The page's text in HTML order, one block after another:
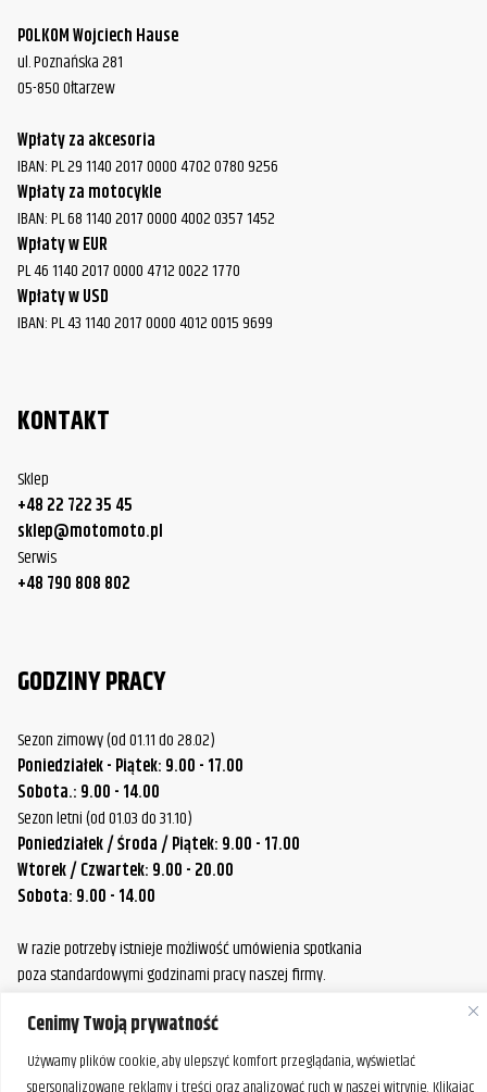
Cenimy Twoją prywatność
Używamy plików cookie, aby ulepszyć komfort przeglądania, wyświetlać
spersonalizowane reklamy i treści oraz analizować ruch w naszej witrynie. Klikając
POLKOM Wojciech Hause
ul. Poznańska 281
05-850 Ołtarzew
Wpłaty za akcesoria
IBAN: PL 29 1140 2017 0000 4702 0780 9256
Wpłaty za motocykle
IBAN: PL 68 1140 2017 0000 4002 0357 1452
Wpłaty w EUR
PL 46 1140 2017 0000 4712 0022 1770
Wpłaty w USD
IBAN: PL 43 1140 2017 0000 4012 0015 9699
KONTAKT
Sklep
+48 22 722 35 45
sklep@motomoto.pl
Serwis
+48 790 808 802
GODZINY PRACY
Sezon zimowy (od 01.11 do 28.02)
Poniedziałek - Piątek: 9.00 - 17.00
Sobota.: 9.00 - 14.00
Sezon letni (od 01.03 do 31.10)
Poniedziałek / Środa / Piątek: 9.00 - 17.00
Wtorek / Czwartek: 9.00 - 20.00
Sobota: 9.00 - 14.00
W razie potrzeby istnieje możliwość umówienia spotkania
poza standardowymi godzinami pracy naszej firmy.